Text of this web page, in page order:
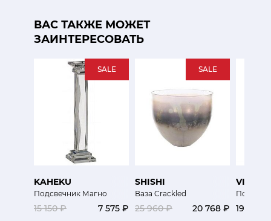
ВАС ТАКЖЕ МОЖЕТ
ЗАИНТЕРЕСОВАТЬ
SALE
KAHEKU
Подсвечник Магно
15 150 ₽ 7 575 ₽
SALE
SHISHI
Ваза Crackled
25 960 ₽ 20 768 ₽
VISTA
19 600